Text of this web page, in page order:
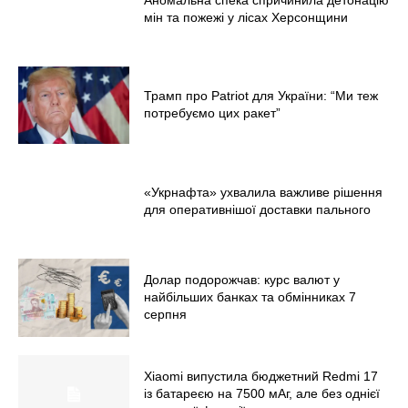
Київ
Україна
Економіка
мін та пожежі у лісах Херсонщини
Трамп про Patriot для України: “Ми теж
потребуємо цих ракет”
«Укрнафта» ухвалила важливе рішення
для оперативнішої доставки пального
Долар подорожчав: курс валют у
найбільших банках та обмінниках 7
серпня
Xiaomi випустила бюджетний Redmi 17
із батареєю на 7500 мАг, але без однієї